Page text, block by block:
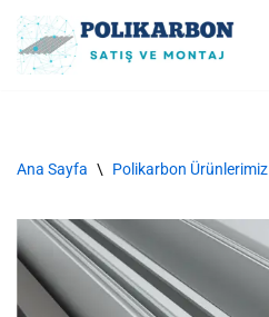
İçeriğe
Ana Sayfa \ Polikarbon Ürünlerimiz